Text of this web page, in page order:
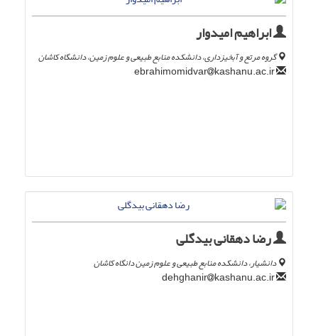
ابراهیم امیدوار
گروه مرتع و آبخیزداری، دانشکده منابع طبیعی و علوم زمین، دانشگاه کاشان
kashanu.ac.ir
رضا دهقانی بیدگلی
دانشیار، دانشکده منابع طبیعی و علوم زمین دانگاه کاشان
kashanu.ac.ir